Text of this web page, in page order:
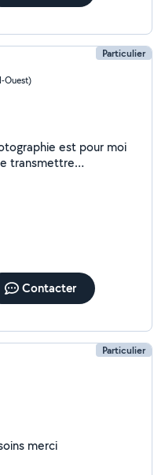
Particulier
Ouest)
transmettre
et je cherche
Contacter
Particulier
merci